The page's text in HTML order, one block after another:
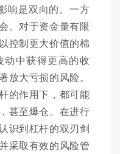
响是双向的。一方
。对于资金量有限
控制更大价值的棉
动中获得更高的收
放大亏损的风险。
的作用下，都可能
甚至爆仓。在进行
识到杠杆的双刃剑
采取有效的风险管